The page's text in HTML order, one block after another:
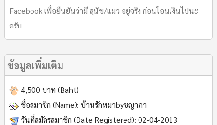
Facebook เพื่อยืนยันว่ามี สุนัข/แมว อยู่จริง ก่อนโอนเงินไปนะ
ครับ
ข้อมูลเพิ่มเติม
4,500 บาท (Baht)
ชื่อสมาชิก (Name): บ้านรักหมาbyชญาภา
วันที่สมัครสมาชิก (Date Registered): 02-04-2013